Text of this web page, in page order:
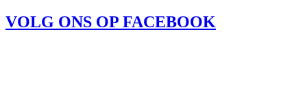
VOLG ONS OP FACEBOOK